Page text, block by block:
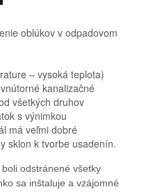
oblúkov v odpadovom
– vysoká teplota)
kanalizačné
všetkých druhov
s výnimkou
má veľmi dobré
sklon k tvorbe usadenín.
odstránené všetky
sa inštaluje a vzájomné